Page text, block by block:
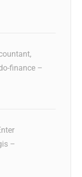
finance –
–